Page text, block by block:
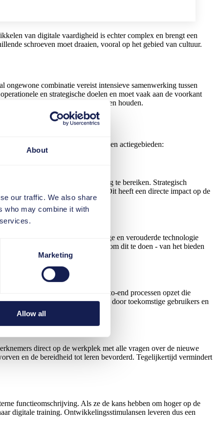
About
our traffic. We also share
who may combine it with
Marketing
Allow all
van digitale vaardigheid is echter complex en brengt een
schroeven moet draaien, vooral op het gebied van cultuur.
combinatie vereist intensieve samenwerking tussen
en strategische doelen en moet vaak aan de voorkant
ontwikkelen en up-to-date kunnen houden.
ondernemen op de volgende zeven actiegebieden:
digitaal gestuurde verandering te bereiken. Strategisch
in nieuwe technologieën schuilt. Dit heeft een directe impact op de
verwacht of omdat omslachtige en verouderde technologie
Er zijn talloze mogelijkheden om dit te doen - van het bieden
afdeling soepel werkende end-to-end processen opzet die
voordat ze worden ingevoerd door toekomstige gebruikers en
direct op de werkplek met alle vragen over de nieuwe
en de bereidheid tot leren bevorderd. Tegelijkertijd vermindert
functieomschrijving. Als ze de kans hebben om hoger op de
digitale training. Ontwikkelingsstimulansen leveren dus een